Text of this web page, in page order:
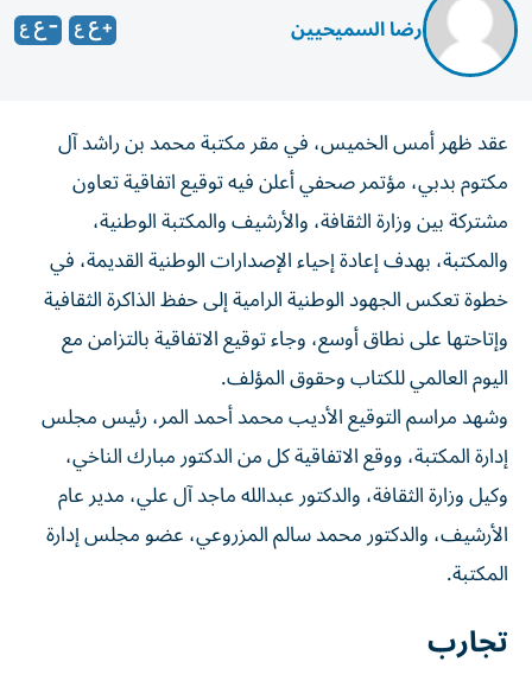
رضا السميحيين
عقد ظهر أمس الخميس، في مقر مكتبة محمد بن راشد آل
مكتوم بدبي، مؤتمر صحفي أعلن فيه توقيع اتفاقية تعاون
مشتركة بين وزارة الثقافة، والأرشيف والمكتبة الوطنية،
والمكتبة، بهدف إعادة إحياء الإصدارات الوطنية القديمة، في
خطوة تعكس الجهود الوطنية الرامية إلى حفظ الذاكرة الثقافية
وإتاحتها على نطاق أوسع، وجاء توقيع الاتفاقية بالتزامن مع
اليوم العالمي للكتاب وحقوق المؤلف.
وشهد مراسم التوقيع الأديب محمد أحمد المر، رئيس مجلس
إدارة المكتبة، ووقع الاتفاقية كل من الدكتور مبارك الناخي،
وكيل وزارة الثقافة، والدكتور عبدالله ماجد آل علي، مدير عام
الأرشيف، والدكتور محمد سالم المزروعي، عضو مجلس إدارة
المكتبة.
تجارب